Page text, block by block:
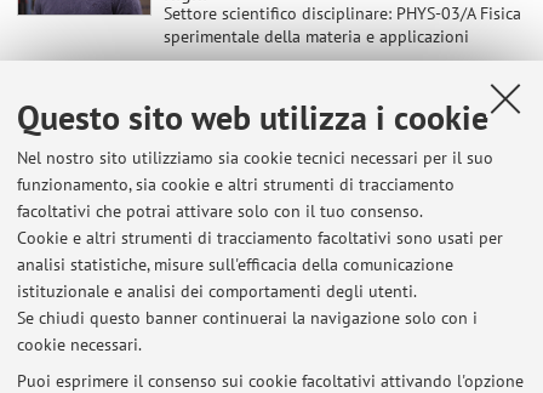
Questo sito web utilizza i cookie
Nel nostro sito utilizziamo sia cookie tecnici necessari per il suo
funzionamento, sia cookie e altri strumenti di tracciamento
facoltativi che potrai attivare solo con il tuo consenso.
Cookie e altri strumenti di tracciamento facoltativi sono usati per
analisi statistiche, misure sull'efficacia della comunicazione
istituzionale e analisi dei comportamenti degli utenti.
Se chiudi questo banner continuerai la navigazione solo con i
cookie necessari.
Puoi esprimere il consenso sui cookie facoltativi attivando l'opzione
Settore scientifico disciplinare: PHYS-03/A Fisica
sperimentale della materia e applicazioni
Contenuti utili
Al momento non sono presenti contenuti.
Ultimi avvisi
Al momento non sono presenti avvisi.